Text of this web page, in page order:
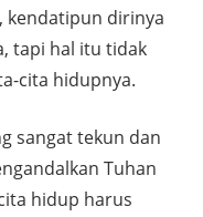
kendatipun dirinya
tapi hal itu tidak
cita hidupnya.
sangat tekun dan
Tuhan
hidup harus